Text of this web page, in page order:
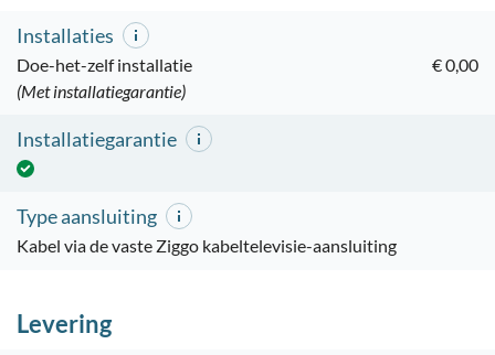
Installaties
Doe-het-zelf installatie
€ 0,00
(Met installatiegarantie)
Installatiegarantie
Type aansluiting
Kabel via de vaste Ziggo kabeltelevisie-aansluiting
Levering